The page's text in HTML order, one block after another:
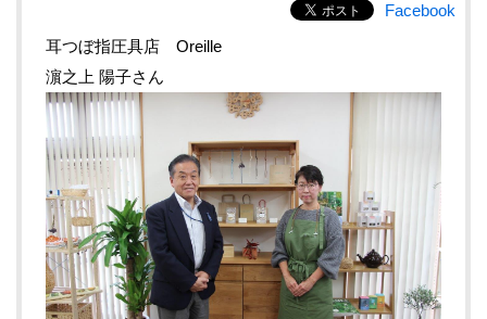
Facebook
耳つぼ指圧具店 Oreille
濵之上 陽子さん